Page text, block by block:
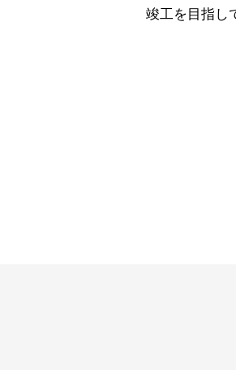
竣工を目指し